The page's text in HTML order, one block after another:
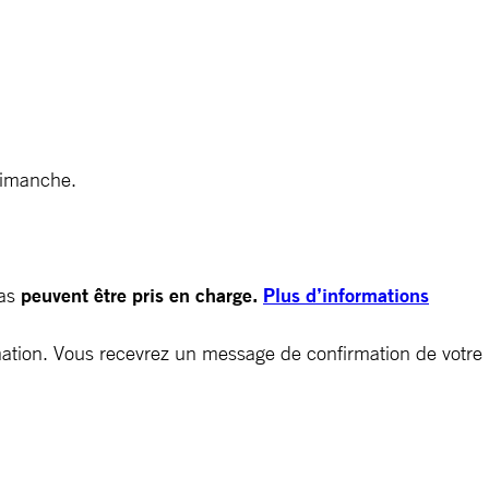
peuvent être pris en charge. Plus d’informations
Vous recevrez un message de confirmation de votre